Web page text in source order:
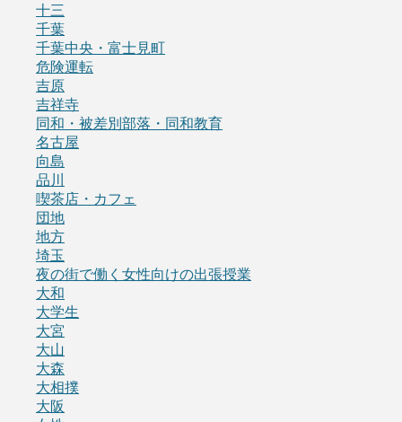
十三
千葉
千葉中央・富士見町
危険運転
吉原
吉祥寺
同和・被差別部落・同和教育
名古屋
向島
品川
喫茶店・カフェ
団地
地方
埼玉
夜の街で働く女性向けの出張授業
大和
大学生
大宮
大山
大森
大相撲
大阪